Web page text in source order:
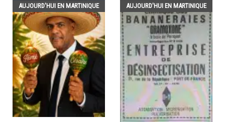
AUJOURD'HUI EN MARTINIQUE AUJOURD'HUI EN MARTINIQUE